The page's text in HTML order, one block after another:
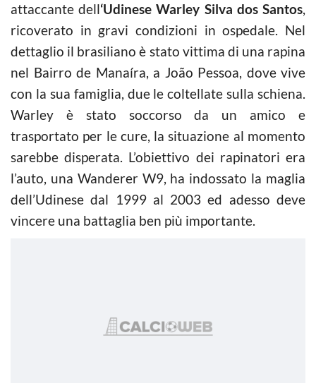
attaccante dell‘Udinese Warley Silva dos Santos,
ricoverato in gravi condizioni in ospedale. Nel
dettaglio il brasiliano è stato vittima di una rapina
nel Bairro de Manaíra, a João Pessoa, dove vive
con la sua famiglia, due le coltellate sulla schiena.
Warley è stato soccorso da un amico e
trasportato per le cure, la situazione al momento
sarebbe disperata. L’obiettivo dei rapinatori era
l’auto, una Wanderer W9, ha indossato la maglia
dell’Udinese dal 1999 al 2003 ed adesso deve
vincere una battaglia ben più importante.